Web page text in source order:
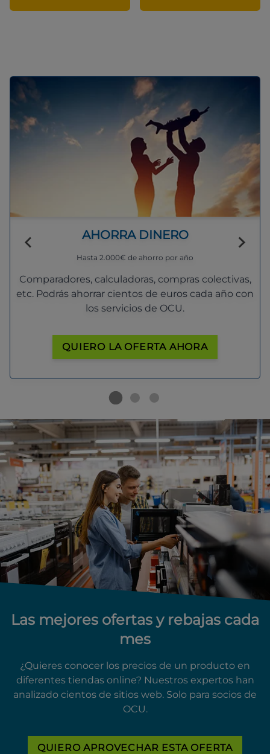
AHORRA DINERO
Hasta 2.000€ de ahorro por año
Comparadores, calculadoras, compras colectivas,
etc. Podrás ahorrar cientos de euros cada año con
los servicios de OCU.
QUIERO LA OFERTA AHORA
Las mejores ofertas y rebajas cada
mes
¿Quieres conocer los precios de un producto en
diferentes tiendas online? Nuestros expertos han
analizado cientos de sitios web. Solo para socios de
OCU.
QUIERO APROVECHAR ESTA OFERTA